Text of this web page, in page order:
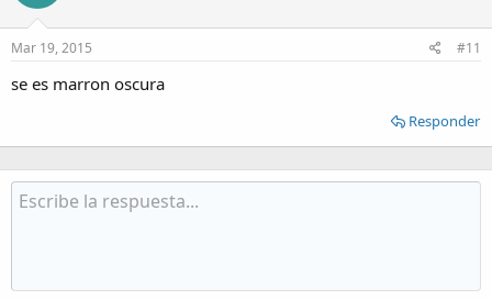
Mar 19, 2015 #11
se es marron oscura
Responder